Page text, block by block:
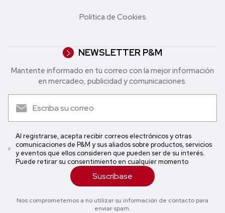
Política de Cookies
NEWSLETTER P&M
Mantente informado en tu correo con la mejor in formación
en mercadeo, publicidad y comunicaciones.
Al registrarse, acepta recibir correos electrónicos y otras
comunicaciones de P&M y sus aliados sobre productos, servicios
y eventos que ellos consideren que pueden ser de su interés.
Puede retirar su consentimiento en cualquier momento
Suscríbase
Nos comprometemos a no utilizar su información de contacto para
enviar spam.